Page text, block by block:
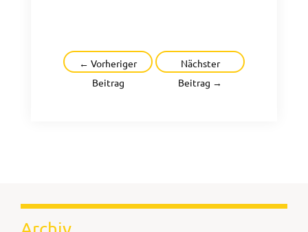
Beitragsnavigation
← Vorheriger
Beitrag
Nächster
Beitrag →